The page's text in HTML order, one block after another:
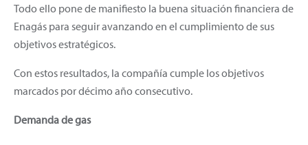
Todo ello pone de manifiesto la buena situación financiera de
Enagás para seguir avanzando en el cumplimiento de sus
objetivos estratégicos.
Con estos resultados, la compañía cumple los objetivos
marcados por décimo año consecutivo.
Demanda de gas